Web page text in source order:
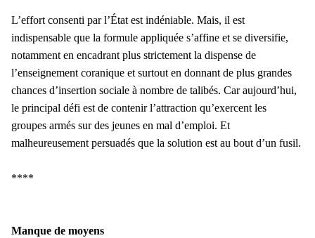
L’effort consenti par l’État est indéniable. Mais, il est
indispensable que la formule appliquée s’affine et se diversifie,
notamment en encadrant plus strictement la dispense de
l’enseignement coranique et surtout en donnant de plus grandes
chances d’insertion sociale à nombre de talibés. Car aujourd’hui,
le principal défi est de contenir l’attraction qu’exercent les
groupes armés sur des jeunes en mal d’emploi. Et
malheureusement persuadés que la solution est au bout d’un fusil.
****
Manque de moyens